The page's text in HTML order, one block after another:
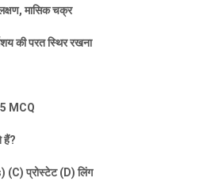
,मासिक चक्र
की परत स्थिर रखना
MCQ
हैं?
(C)प्रोस्टेट (D)लिंग